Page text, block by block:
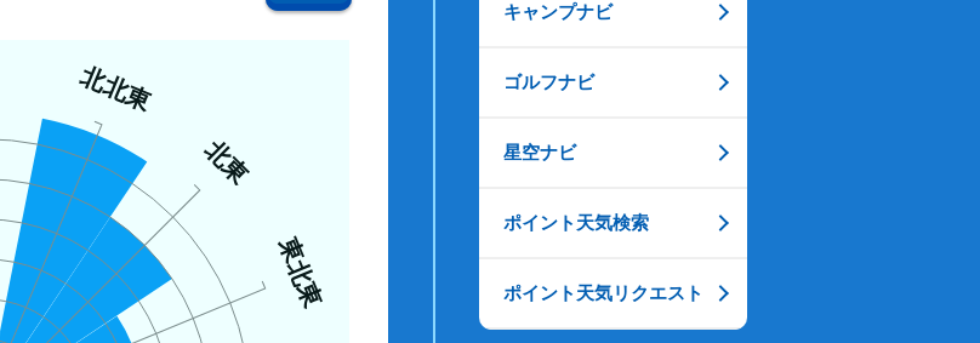
北北東
北東
東北東
キャンプナビ
ゴルフナビ
星空ナビ
ポイント天気検索
ポイント天気リクエスト